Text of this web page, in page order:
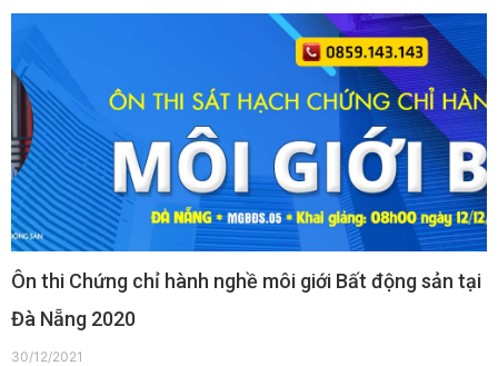
Ôn thi Chứng chỉ hành nghề môi giới Bất động sản tại
Đà Nẵng 2020
30/12/2021